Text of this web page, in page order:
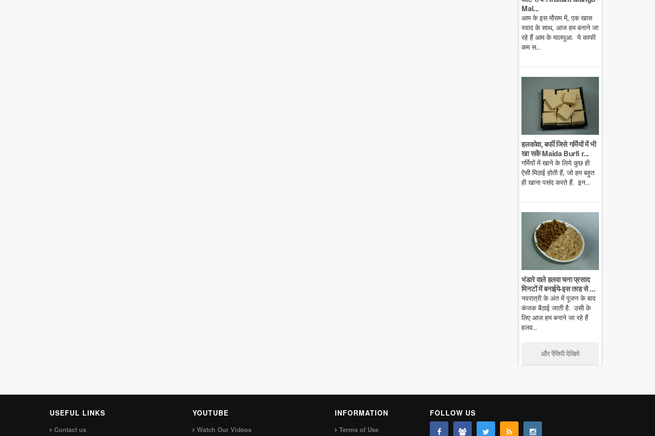
Mal...
आम के इस मौसम में, एक खास
स्वाद के साथ, आज हम बनाने जा
रहे हैं आम के मालपुआ. ये काफी
कम स...
हलकोवा, बर्फी जिसे गर्मियों में भी
खा सकें Maida Burfi r...
गर्मियों में खाने के लिये कुछ ही
ऐसी मिठाई होती हैं, जो हम बहुत
ही खाना पसंद करते हैं. इन...
भंडारे वाले हलवा चना प्रसाद
मिनटों में बनाईये-इस तरह से ...
नवरात्री के अंत में पूजन के बाद
कंजक बैठाई जाती है. उसी के
लिए आज हम बनाने जा रहे हैं
हलव...
और रेसिपी देखिये
USEFUL LINKS
Contact us
YOUTUBE
Watch Our Videos
INFORMATION
Terms of Use
FOLLOW US